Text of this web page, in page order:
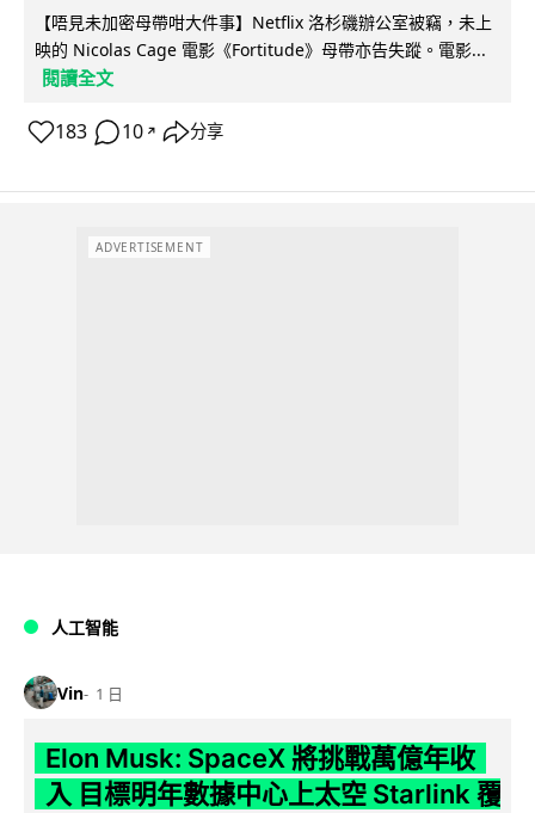
【唔見未加密母帶咁大件事】Netflix 洛杉磯辦公室被竊，未上
映的 Nicolas Cage 電影《Fortitude》母帶亦告失蹤。電影...
閱讀全文
183 10 ↗ 分享
ADVERTISEMENT
人工智能
Vin 1 日
Elon Musk: SpaceX 將挑戰萬億年收
入 目標明年數據中心上太空 Starlink 覆